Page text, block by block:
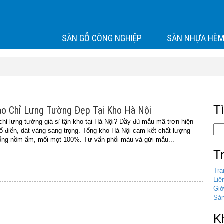
SÀN GỖ CÔNG NGHIỆP SÀN NHỰA
Chỉ Lưng Tường Đẹp Tại Kho Hà Nội
lưng tường giá sỉ tận kho tại Hà Nội? Đầy đủ mẫu mã trơn hiện
điển, dát vàng sang trọng. Tổng kho Hà Nội cam kết chất lượng
nồm ẩm, mối mọt 100%. Tư vấn phối màu và gửi mẫu...